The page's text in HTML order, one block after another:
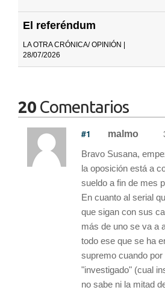
El referéndum
LA OTRA CRÓNICA/ OPINIÓN |
28/07/2026
20 Comentarios
#1 malmo
Bravo Susana,
la oposición está a
sueldo a fin de mes
En cuanto al serial
que sigan con sus
más de uno se va a
todo ese que se ha
supremo cuando
"investigado" (cual
no sabe ni la mitad